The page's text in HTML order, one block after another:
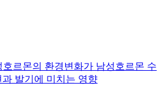
르몬의 환경변화가 남성호르몬 수
발기에 미치는 영향